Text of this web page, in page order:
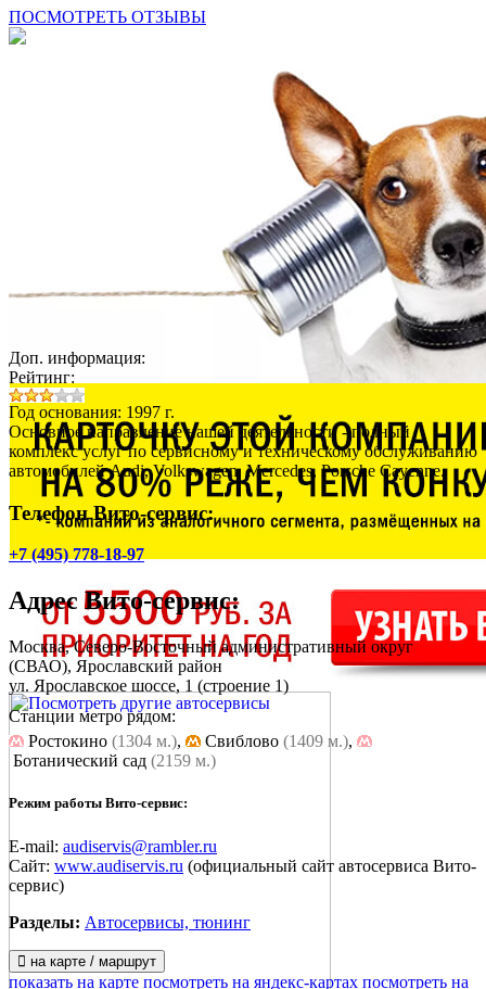
ПОСМОТРЕТЬ ОТЗЫВЫ
Доп. информация:
Рейтинг:
Год основания: 1997 г.
Основное направление нашей деятельности - полный
комплекс услуг по сервисному и техническому обслуживанию
автомобилей Audi, Volkswagen, Mercedes, Porsche Cayenne.
Телефон Вито-сервис:
+7 (495) 778-18-97
Адрес Вито-сервис:
Москва, Северо-Восточный административный округ
(СВАО), Ярославский район
ул. Ярославское шоссе, 1 (строение 1)
Станции метро рядом:
Ростокино (1304 м.), Cвиблово (1409 м.),
Ботанический сад (2159 м.)
Режим работы Вито-сервис:
E-mail: audiservis@rambler.ru
Сайт: www.audiservis.ru (официальный сайт автосервиса Вито-
сервис)
Разделы: Автосервисы, тюнинг
на карте / маршрут
показать на карте посмотреть на яндекс-картах посмотреть на